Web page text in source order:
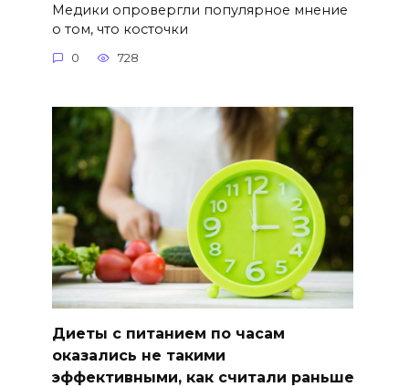
Медики опровергли популярное мнение
о том, что косточки
0 728
Диеты с питанием по часам
оказались не такими
эффективными, как считали раньше